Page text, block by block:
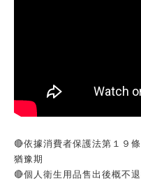
🔴依據消費者保護法第１９
猶豫期
🔴個人衛生用品售出後概不